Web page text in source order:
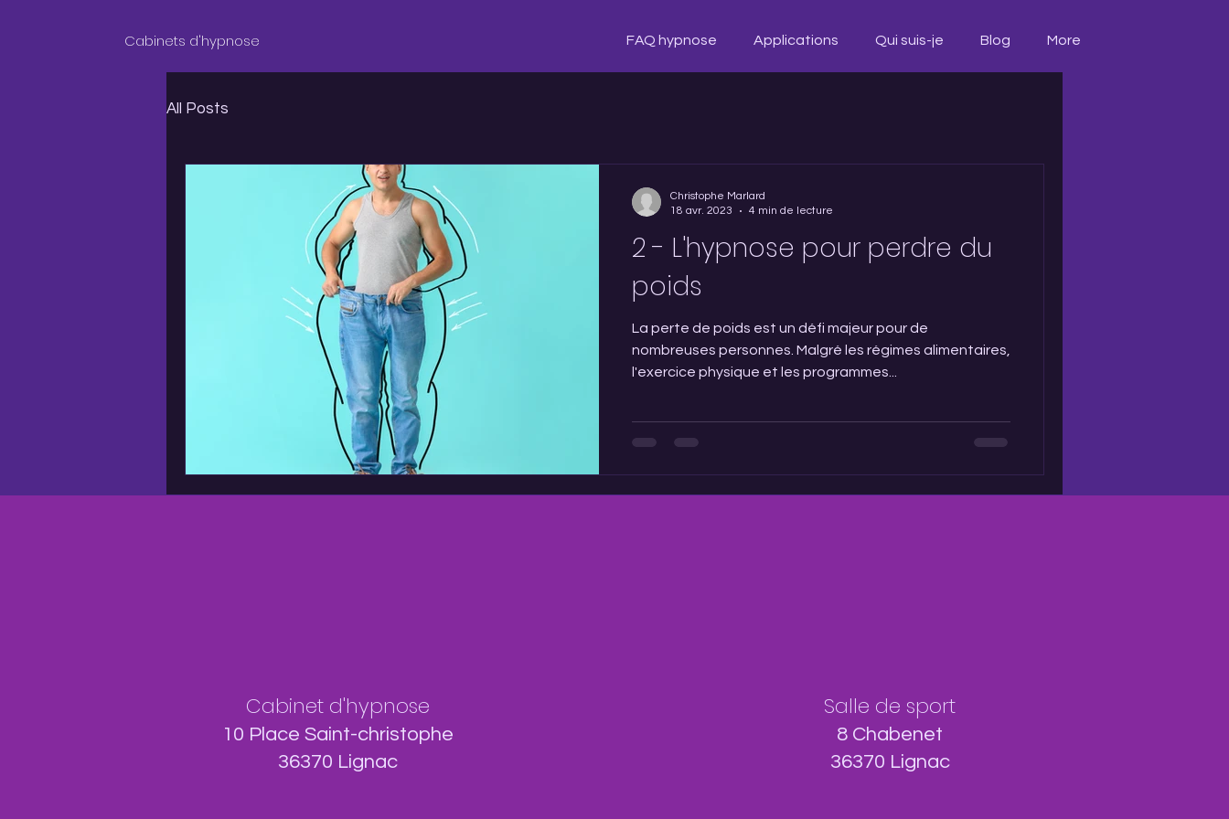
Cabinets d'hypnose FAQ hypnose Applications Qui suis-je Blog More
All Posts
2 - L'hypnose pour perdre du
poids
La perte de poids est un défi majeur pour de
nombreuses personnes. Malgré les régimes alimentaires,
l'exercice physique et les programmes...
Christophe Marlard
18 avr. 2023
4 min de lecture
Cabinet d'hypnose
10 Place Saint-christophe
36370 Lignac
Salle de sport
8 Chabenet
36370 Lignac